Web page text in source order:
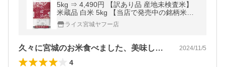
5kg ⇒ 4,490円 【訳あり品 産地未検査米】
米蔵品 白米 5kg 【当店で発売中の銘柄米と
同等の品質です】 送料無料 爆買 ◆沖縄県送
料3,000円 bakugai202601
ライス宮城ヤフー店
久々に宮城のお米食べました、美味しかっ… 2024/11/5
4